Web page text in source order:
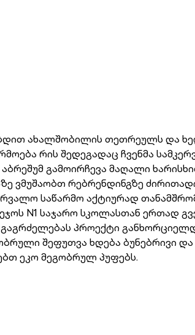
ახალშობილის თეთრეულს და
რის შედეგადაც ჩვენმა
გამოირჩევა მაღალი
ვმუშაობთ რებრენდინგზე
საწარმო აქტიურად
N1 საჯარო სკოლასთან ერთად
პროექტი
შეფუთვა ხდება ბუნებრივი და
ეკო მეგობრულ პუფებს.